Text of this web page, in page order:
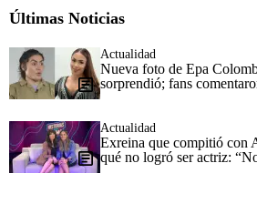
Últimas Noticias
Actualidad
Nueva foto de Epa
sorprendió; fans
Actualidad
Exreina que compitió con
qué no logró ser actriz: